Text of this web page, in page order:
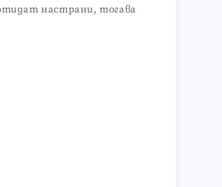
настрани, тогава